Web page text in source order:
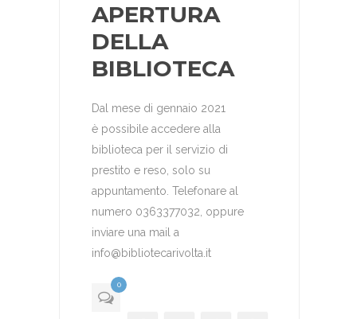
APERTURA
DELLA
BIBLIOTECA
Dal mese di gennaio 2021
è possibile accedere alla
biblioteca per il servizio di
prestito e reso, solo su
appuntamento. Telefonare al
numero 0363377032, oppure
inviare una mail a
info@bibliotecarivolta.it
0